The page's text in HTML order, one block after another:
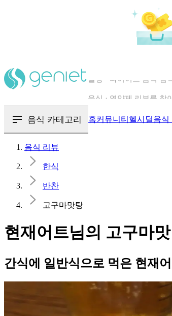
음식 카테고리 홈커뮤니티 헬시딜음식
음식 리뷰
한식
반찬
고구마맛탕
현재어트님의 고구마
간식에 일반식으로 먹은 현재